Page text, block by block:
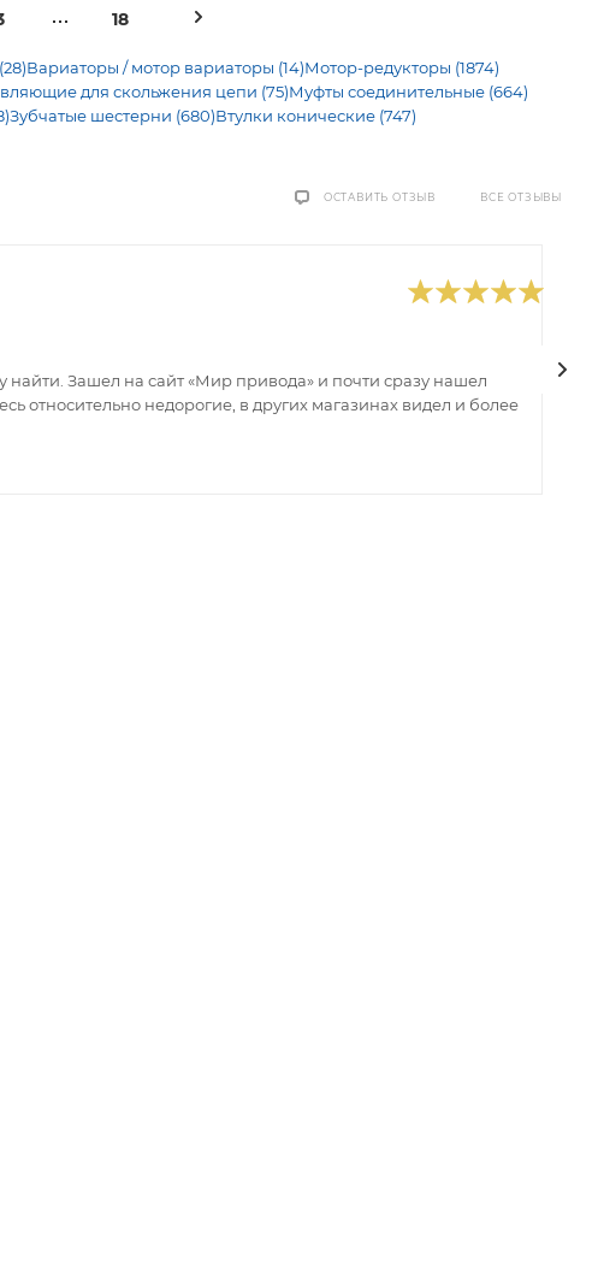
18
Вариаторы / мотор вариаторы (14)Мотор-редукторы (1874)
для скольжения цепи (75)Муфты соединительные (664)
Зубчатые шестерни (680)Втулки конические (747)
ВСЕ ОТЗЫВЫ
ОСТАВИТЬ ОТЗЫВ
Зашел на сайт «Мир привода» и почти сразу нашел
относительно недорогие, в других магазинах видел и более